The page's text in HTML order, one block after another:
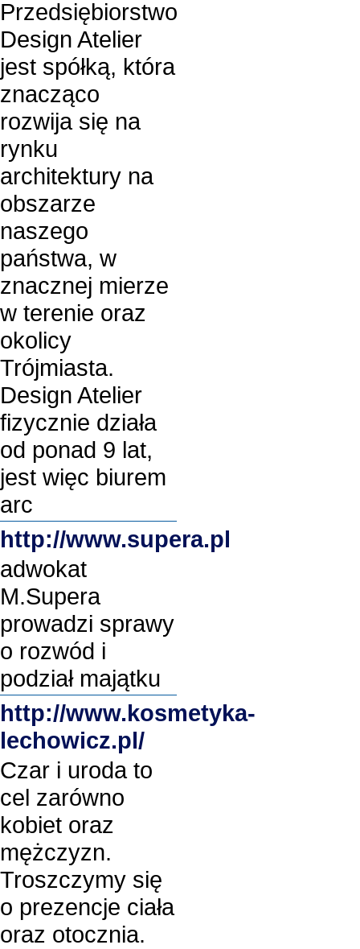
Przedsiębiorstwo
Design Atelier
jest spółką, która
znacząco
rozwija się na
rynku
architektury na
obszarze
naszego
państwa, w
znacznej mierze
w terenie oraz
okolicy
Trójmiasta.
Design Atelier
fizycznie działa
od ponad 9 lat,
jest więc biurem
arc
http://www.supera.pl
adwokat
M.Supera
prowadzi sprawy
o rozwód i
podział majątku
http://www.kosmetyka-
lechowicz.pl/
Czar i uroda to
cel zarówno
kobiet oraz
mężczyzn.
Troszczymy się
o prezencje ciała
oraz otocznia.